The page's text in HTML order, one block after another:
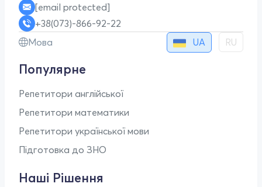
[email protected]
+38(073)-866-92-22
Мова
UA RU
Популярне
Репетитори англійської
Репетитори математики
Репетитори української мови
Підготовка до ЗНО
Наші Рішення